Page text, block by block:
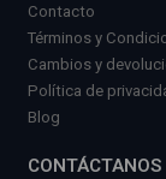
Contacto
Términos y
Cambios y
Política de
Blog
CONTÁCTANOS